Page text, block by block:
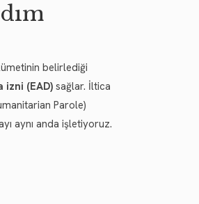
belirlediği
izni (EAD) sağlar. İltica
Parole)
aynı anda işletiyoruz.